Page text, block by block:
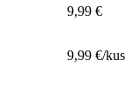
9,99 €
9,99 €/kus